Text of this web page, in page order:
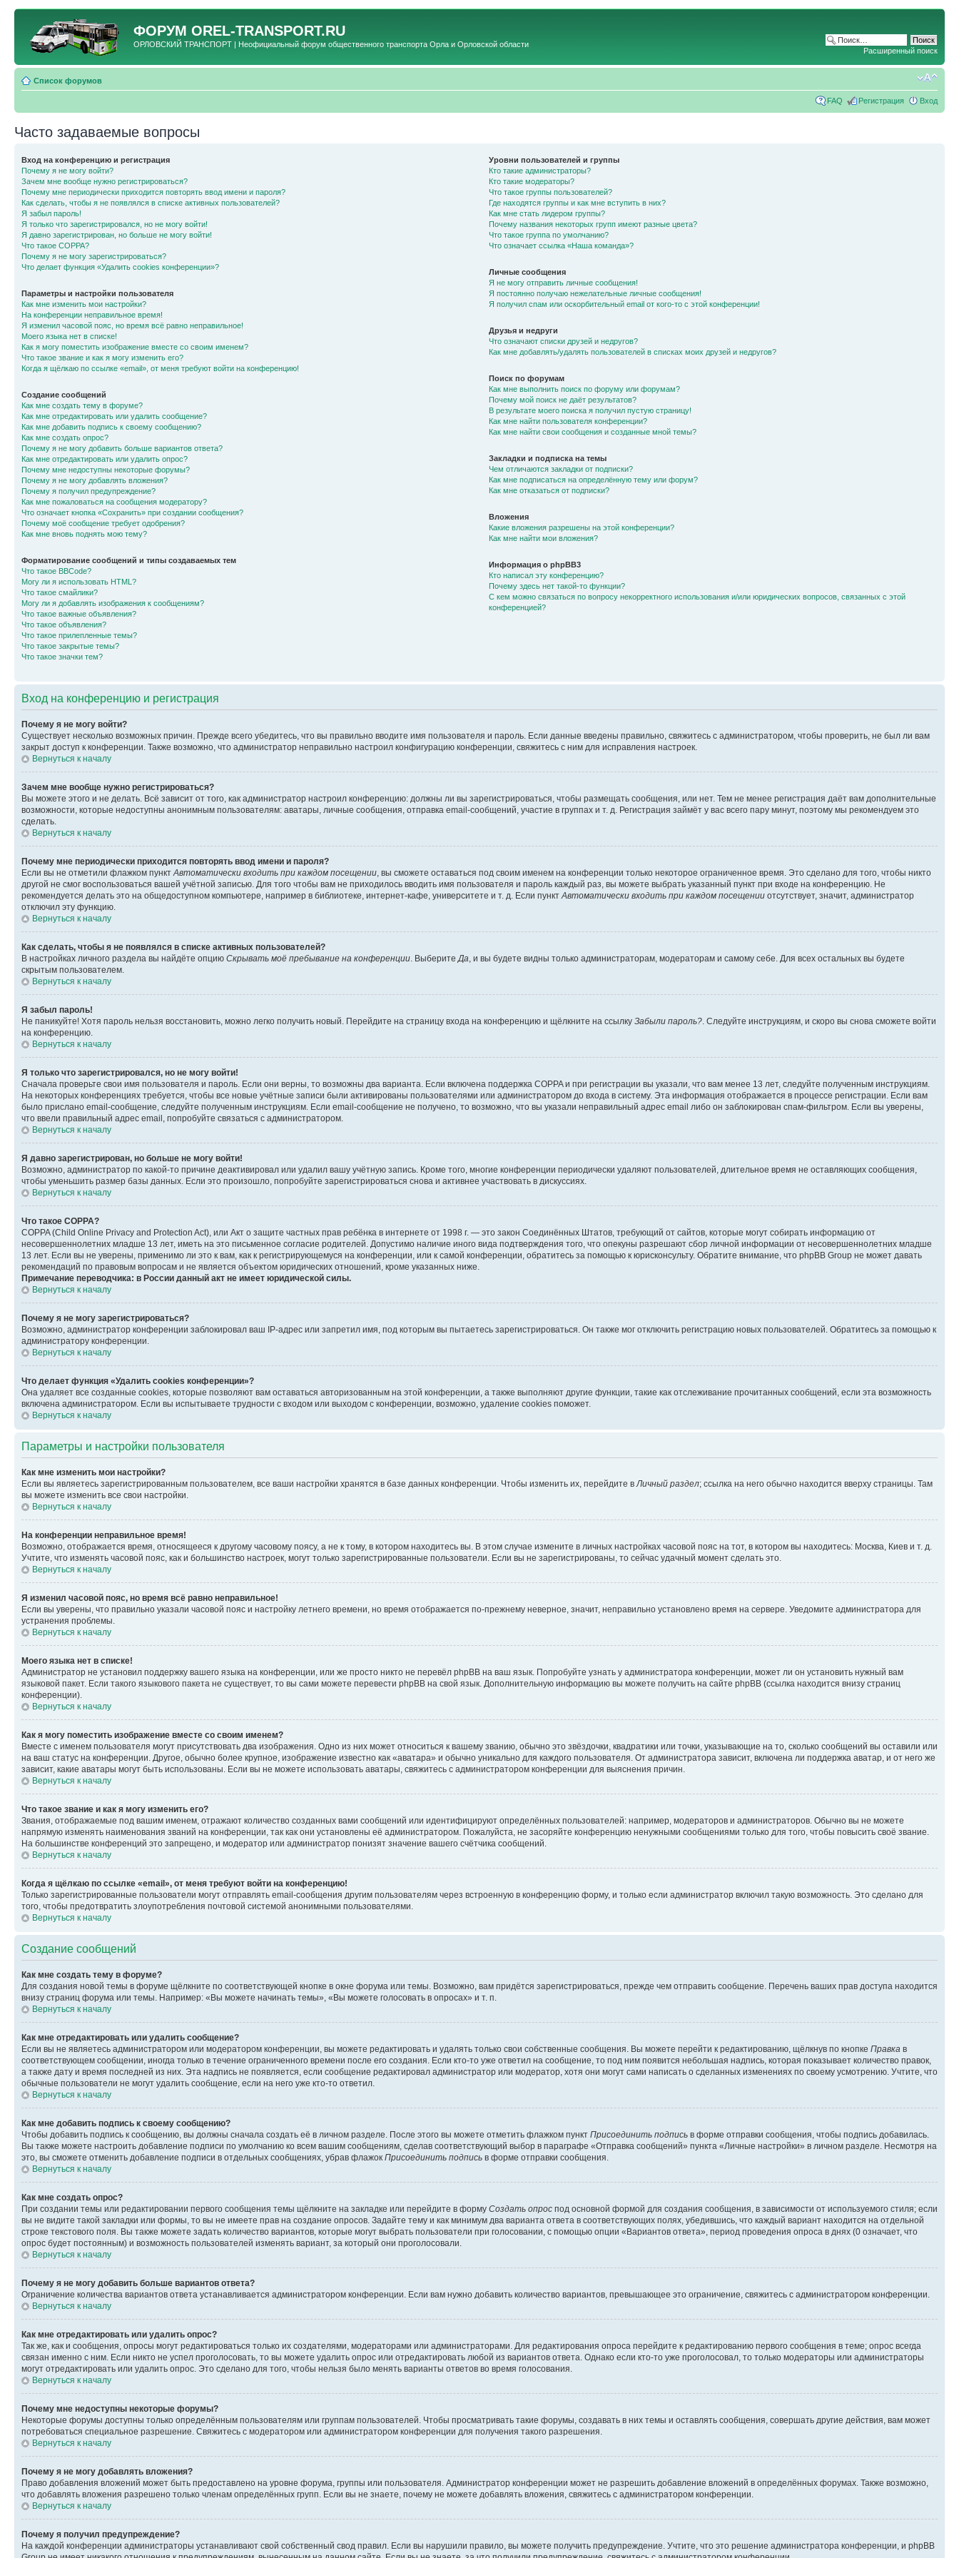
ФОРУМ OREL-TRANSPORT.RU
ОРЛОВСКИЙ ТРАНСПОРТ | Неофициальный форум общественного транспорта Орла и Орловской области
Расширенный поиск
Список форумов
FAQ Регистрация Вход
Часто задаваемые вопросы
Вход на конференцию и регистрация
Почему я не могу войти?
Зачем мне вообще нужно регистрироваться?
Почему мне периодически приходится повторять ввод имени и пароля?
Как сделать, чтобы я не появлялся в списке активных пользователей?
Я забыл пароль!
Я только что зарегистрировался, но не могу войти!
Я давно зарегистрирован, но больше не могу войти!
Что такое COPPA?
Почему я не могу зарегистрироваться?
Что делает функция «Удалить cookies конференции»?
Параметры и настройки пользователя
Как мне изменить мои настройки?
На конференции неправильное время!
Я изменил часовой пояс, но время всё равно неправильное!
Моего языка нет в списке!
Как я могу поместить изображение вместе со своим именем?
Что такое звание и как я могу изменить его?
Когда я щёлкаю по ссылке «email», от меня требуют войти на конференцию!
Создание сообщений
Как мне создать тему в форуме?
Как мне отредактировать или удалить сообщение?
Как мне добавить подпись к своему сообщению?
Как мне создать опрос?
Почему я не могу добавить больше вариантов ответа?
Как мне отредактировать или удалить опрос?
Почему мне недоступны некоторые форумы?
Почему я не могу добавлять вложения?
Почему я получил предупреждение?
Как мне пожаловаться на сообщения модератору?
Что означает кнопка «Сохранить» при создании сообщения?
Почему моё сообщение требует одобрения?
Как мне вновь поднять мою тему?
Форматирование сообщений и типы создаваемых тем
Что такое BBCode?
Могу ли я использовать HTML?
Что такое смайлики?
Могу ли я добавлять изображения к сообщениям?
Что такое важные объявления?
Что такое объявления?
Что такое прилепленные темы?
Что такое закрытые темы?
Что такое значки тем?
Уровни пользователей и группы
Кто такие администраторы?
Кто такие модераторы?
Что такое группы пользователей?
Где находятся группы и как мне вступить в них?
Как мне стать лидером группы?
Почему названия некоторых групп имеют разные цвета?
Что такое группа по умолчанию?
Что означает ссылка «Наша команда»?
Личные сообщения
Я не могу отправить личные сообщения!
Я постоянно получаю нежелательные личные сообщения!
Я получил спам или оскорбительный email от кого-то с этой конференции!
Друзья и недруги
Что означают списки друзей и недругов?
Как мне добавлять/удалять пользователей в списках моих друзей и недругов?
Поиск по форумам
Как мне выполнить поиск по форуму или форумам?
Почему мой поиск не даёт результатов?
В результате моего поиска я получил пустую страницу!
Как мне найти пользователя конференции?
Как мне найти свои сообщения и созданные мной темы?
Закладки и подписка на темы
Чем отличаются закладки от подписки?
Как мне подписаться на определённую тему или форум?
Как мне отказаться от подписки?
Вложения
Какие вложения разрешены на этой конференции?
Как мне найти мои вложения?
Информация о phpBB3
Кто написал эту конференцию?
Почему здесь нет такой-то функции?
С кем можно связаться по вопросу некорректного использования и/или юридических вопросов, связанных с этой
конференцией?
Вход на конференцию и регистрация
Почему я не могу войти?
Существует несколько возможных причин. Прежде всего убедитесь, что вы правильно вводите имя пользователя и пароль. Если данные введены правильно, свяжитесь с администратором, чтобы проверить, не был ли вам
закрыт доступ к конференции. Также возможно, что администратор неправильно настроил конфигурацию конференции, свяжитесь с ним для исправления настроек.
Вернуться к началу
Зачем мне вообще нужно регистрироваться?
Вы можете этого и не делать. Всё зависит от того, как администратор настроил конференцию: должны ли вы зарегистрироваться, чтобы размещать сообщения, или нет. Тем не менее регистрация даёт вам дополнительные
возможности, которые недоступны анонимным пользователям: аватары, личные сообщения, отправка email-сообщений, участие в группах и т. д. Регистрация займёт у вас всего пару минут, поэтому мы рекомендуем это
сделать.
Вернуться к началу
Почему мне периодически приходится повторять ввод имени и пароля?
Если вы не отметили флажком пункт Автоматически входить при каждом посещении , вы сможете оставаться под своим именем на конференции только некоторое ограниченное время. Это сделано для того, чтобы никто
другой не смог воспользоваться вашей учётной записью. Для того чтобы вам не приходилось вводить имя пользователя и пароль каждый раз, вы можете выбрать указанный пункт при входе на конференцию. Не
рекомендуется делать это на общедоступном компьютере, например в библиотеке, интернет-кафе, университете и т. д. Если пункт Автоматически входить при каждом посещении отсутствует, значит, администратор
отключил эту функцию.
Вернуться к началу
Как сделать, чтобы я не появлялся в списке активных пользователей?
В настройках личного раздела вы найдёте опцию Скрывать моё пребывание на конференции . Выберите Да , и вы будете видны только администраторам, модераторам и самому себе. Для всех остальных вы будете
скрытым пользователем.
Вернуться к началу
Я забыл пароль!
Не паникуйте! Хотя пароль нельзя восстановить, можно легко получить новый. Перейдите на страницу входа на конференцию и щёлкните на ссылку Забыли пароль? . Следуйте инструкциям, и скоро вы снова сможете войти
на конференцию.
Вернуться к началу
Я только что зарегистрировался, но не могу войти!
Сначала проверьте свои имя пользователя и пароль. Если они верны, то возможны два варианта. Если включена поддержка COPPA и при регистрации вы указали, что вам менее 13 лет, следуйте полученным инструкциям.
На некоторых конференциях требуется, чтобы все новые учётные записи были активированы пользователями или администратором до входа в систему. Эта информация отображается в процессе регистрации. Если вам
было прислано email-сообщение, следуйте полученным инструкциям. Если email-сообщение не получено, то возможно, что вы указали неправильный адрес email либо он заблокирован спам-фильтром. Если вы уверены,
что ввели правильный адрес email, попробуйте связаться с администратором.
Вернуться к началу
Я давно зарегистрирован, но больше не могу войти!
Возможно, администратор по какой-то причине деактивировал или удалил вашу учётную запись. Кроме того, многие конференции периодически удаляют пользователей, длительное время не оставляющих сообщения,
чтобы уменьшить размер базы данных. Если это произошло, попробуйте зарегистрироваться снова и активнее участвовать в дискуссиях.
Вернуться к началу
Что такое COPPA?
COPPA (Child Online Privacy and Protection Act), или Акт о защите частных прав ребёнка в интернете от 1998 г. — это закон Соединённых Штатов, требующий от сайтов, которые могут собирать информацию от
несовершеннолетних младше 13 лет, иметь на это письменное согласие родителей. Допустимо наличие иного вида подтверждения того, что опекуны разрешают сбор личной информации от несовершеннолетних младше
13 лет. Если вы не уверены, применимо ли это к вам, как к регистрирующемуся на конференции, или к самой конференции, обратитесь за помощью к юрисконсульту. Обратите внимание, что phpBB Group не может давать
рекомендаций по правовым вопросам и не является объектом юридических отношений, кроме указанных ниже.
Примечание переводчика: в России данный акт не имеет юридической силы.
Вернуться к началу
Почему я не могу зарегистрироваться?
Возможно, администратор конференции заблокировал ваш IP-адрес или запретил имя, под которым вы пытаетесь зарегистрироваться. Он также мог отключить регистрацию новых пользователей. Обратитесь за помощью к
администратору конференции.
Вернуться к началу
Что делает функция «Удалить cookies конференции»?
Она удаляет все созданные cookies, которые позволяют вам оставаться авторизованным на этой конференции, а также выполняют другие функции, такие как отслеживание прочитанных сообщений, если эта возможность
включена администратором. Если вы испытываете трудности с входом или выходом с конференции, возможно, удаление cookies поможет.
Вернуться к началу
Параметры и настройки пользователя
Как мне изменить мои настройки?
Если вы являетесь зарегистрированным пользователем, все ваши настройки хранятся в базе данных конференции. Чтобы изменить их, перейдите в Личный раздел; ссылка на него обычно находится вверху страницы. Там
вы можете изменить все свои настройки.
Вернуться к началу
На конференции неправильное время!
Возможно, отображается время, относящееся к другому часовому поясу, а не к тому, в котором находитесь вы. В этом случае измените в личных настройках часовой пояс на тот, в котором вы находитесь: Москва, Киев и т. д.
Учтите, что изменять часовой пояс, как и большинство настроек, могут только зарегистрированные пользователи. Если вы не зарегистрированы, то сейчас удачный момент сделать это.
Вернуться к началу
Я изменил часовой пояс, но время всё равно неправильное!
Если вы уверены, что правильно указали часовой пояс и настройку летнего времени, но время отображается по-прежнему неверное, значит, неправильно установлено время на сервере. Уведомите администратора для
устранения проблемы.
Вернуться к началу
Моего языка нет в списке!
Администратор не установил поддержку вашего языка на конференции, или же просто никто не перевёл phpBB на ваш язык. Попробуйте узнать у администратора конференции, может ли он установить нужный вам
языковой пакет. Если такого языкового пакета не существует, то вы сами можете перевести phpBB на свой язык. Дополнительную информацию вы можете получить на сайте phpBB (ссылка находится внизу страниц
конференции).
Вернуться к началу
Как я могу поместить изображение вместе со своим именем?
Вместе с именем пользователя могут присутствовать два изображения. Одно из них может относиться к вашему званию, обычно это звёздочки, квадратики или точки, указывающие на то, сколько сообщений вы оставили или
на ваш статус на конференции. Другое, обычно более крупное, изображение известно как «аватара» и обычно уникально для каждого пользователя. От администратора зависит, включена ли поддержка аватар, и от него же
зависит, какие аватары могут быть использованы. Если вы не можете использовать аватары, свяжитесь с администратором конференции для выяснения причин.
Вернуться к началу
Что такое звание и как я могу изменить его?
Звания, отображаемые под вашим именем, отражают количество созданных вами сообщений или идентифицируют определённых пользователей: например, модераторов и администраторов. Обычно вы не можете
напрямую изменять наименования званий на конференции, так как они установлены её администратором. Пожалуйста, не засоряйте конференцию ненужными сообщениями только для того, чтобы повысить своё звание.
На большинстве конференций это запрещено, и модератор или администратор понизят значение вашего счётчика сообщений.
Вернуться к началу
Когда я щёлкаю по ссылке «email», от меня требуют войти на конференцию!
Только зарегистрированные пользователи могут отправлять email-сообщения другим пользователям через встроенную в конференцию форму, и только если администратор включил такую возможность. Это сделано для
того, чтобы предотвратить злоупотребления почтовой системой анонимными пользователями.
Вернуться к началу
Создание сообщений
Как мне создать тему в форуме?
Для создания новой темы в форуме щёлкните по соответствующей кнопке в окне форума или темы. Возможно, вам придётся зарегистрироваться, прежде чем отправить сообщение. Перечень ваших прав доступа находится
внизу страниц форума или темы. Например: «Вы можете начинать темы», «Вы можете голосовать в опросах» и т. п.
Вернуться к началу
Как мне отредактировать или удалить сообщение?
Если вы не являетесь администратором или модератором конференции, вы можете редактировать и удалять только свои собственные сообщения. Вы можете перейти к редактированию, щёлкнув по кнопке Правка в
соответствующем сообщении, иногда только в течение ограниченного времени после его создания. Если кто-то уже ответил на сообщение, то под ним появится небольшая надпись, которая показывает количество правок,
а также дату и время последней из них. Эта надпись не появляется, если сообщение редактировал администратор или модератор, хотя они могут сами написать о сделанных изменениях по своему усмотрению. Учтите, что
обычные пользователи не могут удалить сообщение, если на него уже кто-то ответил.
Вернуться к началу
Как мне добавить подпись к своему сообщению?
Чтобы добавить подпись к сообщению, вы должны сначала создать её в личном разделе. После этого вы можете отметить флажком пункт Присоединить подпись в форме отправки сообщения, чтобы подпись добавилась.
Вы также можете настроить добавление подписи по умолчанию ко всем вашим сообщениям, сделав соответствующий выбор в параграфе «Отправка сообщений» пункта «Личные настройки» в личном разделе. Несмотря на
это, вы сможете отменить добавление подписи в отдельных сообщениях, убрав флажок Присоединить подпись в форме отправки сообщения.
Вернуться к началу
Как мне создать опрос?
При создании темы или редактировании первого сообщения темы щёлкните на закладке или перейдите в форму Создать опрос под основной формой для создания сообщения, в зависимости от используемого стиля; если
вы не видите такой закладки или формы, то вы не имеете прав на создание опросов. Задайте тему и как минимум два варианта ответа в соответствующих полях, убедившись, что каждый вариант находится на отдельной
строке текстового поля. Вы также можете задать количество вариантов, которые могут выбрать пользователи при голосовании, с помощью опции «Вариантов ответа», период проведения опроса в днях (0 означает, что
опрос будет постоянным) и возможность пользователей изменять вариант, за который они проголосовали.
Вернуться к началу
Почему я не могу добавить больше вариантов ответа?
Ограничение количества вариантов ответа устанавливается администратором конференции. Если вам нужно добавить количество вариантов, превышающее это ограничение, свяжитесь с администратором конференции.
Вернуться к началу
Как мне отредактировать или удалить опрос?
Так же, как и сообщения, опросы могут редактироваться только их создателями, модераторами или администраторами. Для редактирования опроса перейдите к редактированию первого сообщения в теме; опрос всегда
связан именно с ним. Если никто не успел проголосовать, то вы можете удалить опрос или отредактировать любой из вариантов ответа. Однако если кто-то уже проголосовал, то только модераторы или администраторы
могут отредактировать или удалить опрос. Это сделано для того, чтобы нельзя было менять варианты ответов во время голосования.
Вернуться к началу
Почему мне недоступны некоторые форумы?
Некоторые форумы доступны только определённым пользователям или группам пользователей. Чтобы просматривать такие форумы, создавать в них темы и оставлять сообщения, совершать другие действия, вам может
потребоваться специальное разрешение. Свяжитесь с модератором или администратором конференции для получения такого разрешения.
Вернуться к началу
Почему я не могу добавлять вложения?
Право добавления вложений может быть предоставлено на уровне форума, группы или пользователя. Администратор конференции может не разрешить добавление вложений в определённых форумах. Также возможно,
что добавлять вложения разрешено только членам определённых групп. Если вы не знаете, почему не можете добавлять вложения, свяжитесь с администратором конференции.
Вернуться к началу
Почему я получил предупреждение?
На каждой конференции администраторы устанавливают свой собственный свод правил. Если вы нарушили правило, вы можете получить предупреждение. Учтите, что это решение администратора конференции, и phpBB